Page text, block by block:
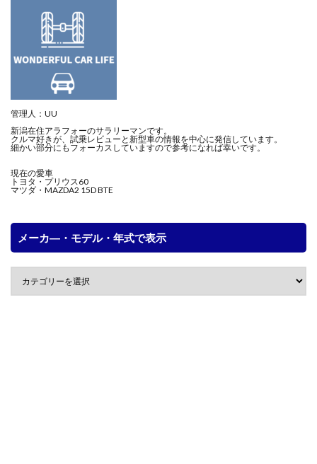
管理人：UU
新潟在住アラフォーのサラリーマンです。
クルマ好きが、試乗レビューと新型車の情報を中心に発信しています。
細かい部分にもフォーカスしていますので参考になれば幸いです。
現在の愛車
トヨタ・プリウス60
マツダ・MAZDA2 15D BTE
メーカ―・モデル・年式で表示